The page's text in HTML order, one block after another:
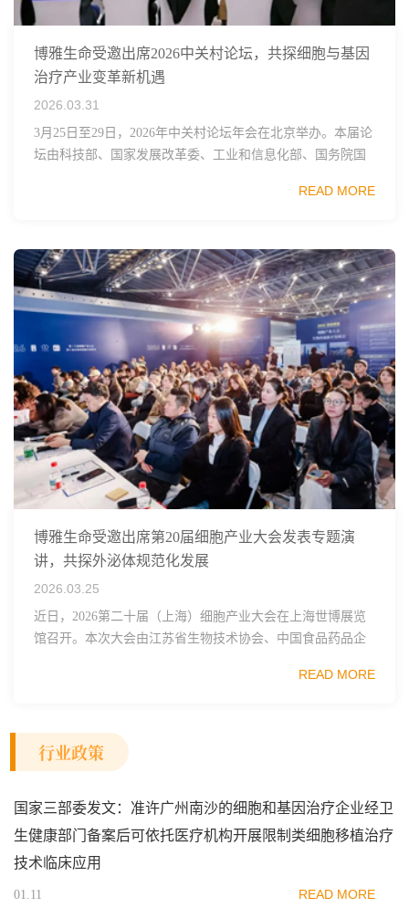
博雅生命受邀出席2026中关村论坛，共探细胞与基因
治疗产业变革新机遇
2026.03.31
3月25日至29日，2026年中关村论坛年会在北京举办。本届论
坛由科技部、国家发展改革委、工业和信息化部、国务院国
READ MORE
博雅生命受邀出席第20届细胞产业大会发表专题演
讲，共探外泌体规范化发展
2026.03.25
近日，2026第二十届（上海）细胞产业大会在上海世博展览
馆召开。本次大会由江苏省生物技术协会、中国食品药品企
范区生物医药行业协会、瑞士日内瓦长寿科学...
READ MORE
行业政策
国家三部委发文：准许广州南沙的细胞和基因治疗企业经卫
生健康部门备案后可依托医疗机构开展限制类细胞移植治疗
技术临床应用
01.11 READ MORE